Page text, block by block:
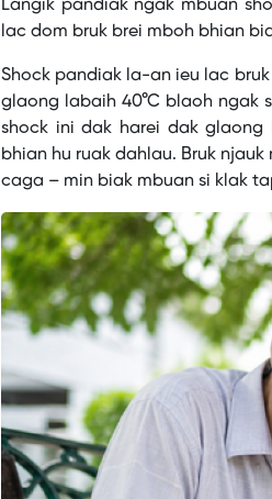
a
modal
Langik pandiak ngak mbuan
lac dom bruk brei mboh bhian
Shock pandiak la-an ieu lac
glaong labaih 40°C blaoh ngak
shock ini dak harei dak
bhian hu ruak dahlau. Bruk
caga – min biak mbuan si klak